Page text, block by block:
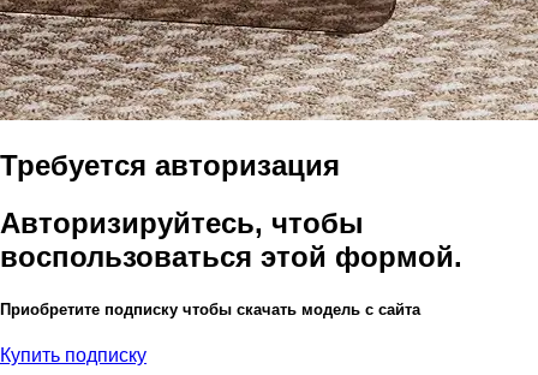
Требуется авторизация
Авторизируйтесь, чтобы
воспользоваться этой формой.
Приобретите подписку чтобы скачать модель с сайта
Купить подписку